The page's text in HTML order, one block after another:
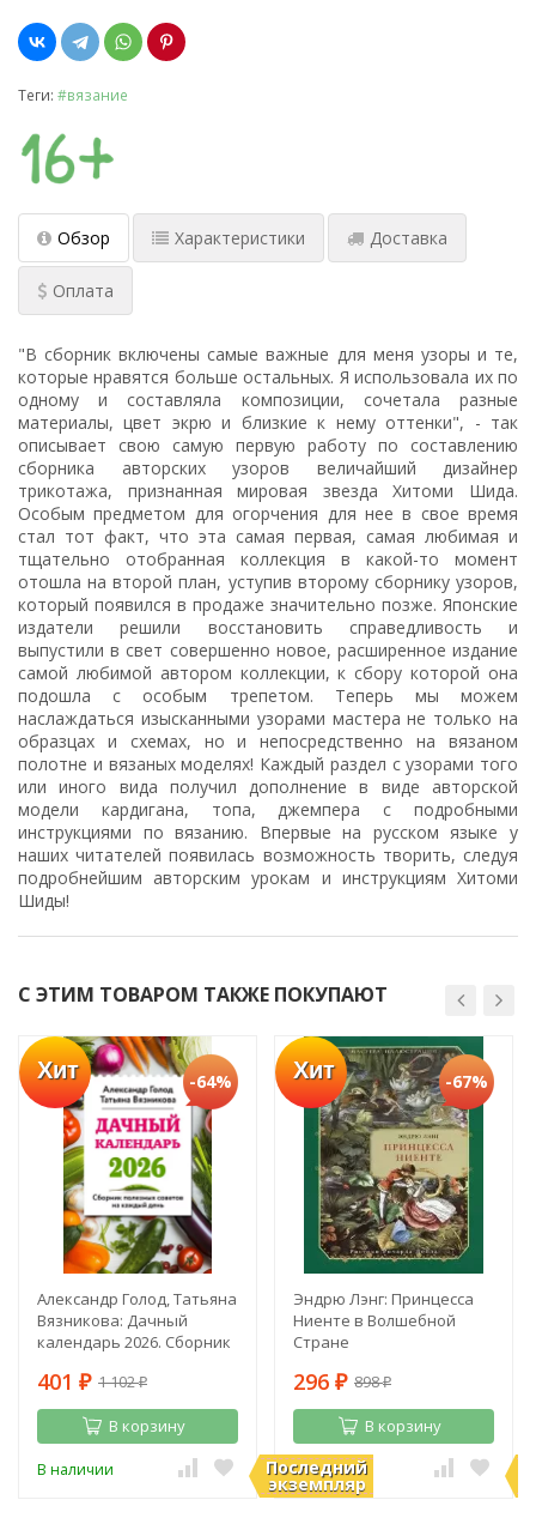
Теги: #вязание
Обзор Характеристики Доставка
Оплата
"В сборник включены самые важные для меня узоры и те,
которые нравятся больше остальных. Я использовала их по
одному и составляла композиции, сочетала разные
материалы, цвет экрю и близкие к нему оттенки", - так
описывает свою самую первую работу по составлению
сборника авторских узоров величайший дизайнер
трикотажа, признанная мировая звезда Хитоми Шида.
Особым предметом для огорчения для нее в свое время
стал тот факт, что эта самая первая, самая любимая и
тщательно отобранная коллекция в какой-то момент
отошла на второй план, уступив второму сборнику узоров,
который появился в продаже значительно позже. Японские
издатели решили восстановить справедливость и
выпустили в свет совершенно новое, расширенное издание
самой любимой автором коллекции, к сбору которой она
подошла с особым трепетом. Теперь мы можем
наслаждаться изысканными узорами мастера не только на
образцах и схемах, но и непосредственно на вязаном
полотне и вязаных моделях! Каждый раздел с узорами того
или иного вида получил дополнение в виде авторской
модели кардигана, топа, джемпера с подробными
инструкциями по вязанию. Впервые на русском языке у
наших читателей появилась возможность творить, следуя
подробнейшим авторским урокам и инструкциям Хитоми
Шиды!
С ЭТИМ ТОВАРОМ ТАКЖЕ ПОКУПАЮТ
Хит -64%
Александр Голод, Татьяна
Вязникова: Дачный
календарь 2026. Сборник
каждый день
401 ₽ 1 102₽
В корзину
В наличии
Хит
Последний
экземпляр
-67%
Эндрю Лэнг: Принцесса
Ниенте в Волшебной
Стране
296 ₽ 898₽
В корзину
В наличии